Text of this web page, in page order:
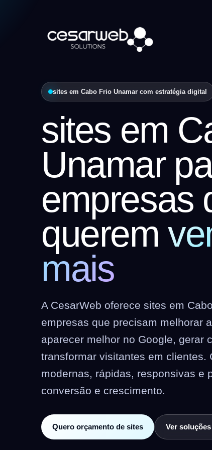
sites em Cabo Frio Unamar com estratégia digital
sites em
Unamar
empresas
querem
mais
A CesarWeb oferece sites em
empresas que precisam melhorar
aparecer melhor no Google, gerar
transformar visitantes em clientes.
modernas, rápidas, responsivas e
conversão e crescimento.
Quero orçamento de sites Ver